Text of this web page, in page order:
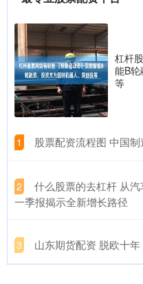
炒股交易系统 创业板强势大
会，给大家聊一聊，大家参
资深的配资平台 交易提示：
深圳炒股配资开户 2026-07-18
资深的配资平台 智通财经
假期(7月3日)影响，美国6月
杠杆
能B
等
1 股票配资流程图 中国
2
什么股票的去杠杆 从
一季报揭示全新增长路径
3 山东期货配资 脱欧十年